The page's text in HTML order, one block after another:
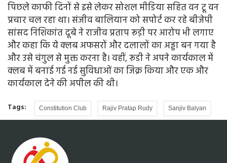
पिछले काफी दिनों से इसे लेकर सोशल मीडिया सहित वन टू वन
प्रचार चल रहा था। संजीव बालियान को सपोर्ट कर रहे बीजेपी
सांसद निशिकांत दूबे ने राजीव प्रताप रूड़ी पर आरोप भी लगाए
और कहा कि ये क्लब अफसरों और दलालों का अड्डा बन गया है
और उसे चंगुल से मुक्त करना है। वहीं, रूडी ने अपने कार्यकाल में
क्लब में बनाई गई नई सुविधाओं का जिक्र किया और एक और
कार्यकाल देने की अपील की थी।
Tags: Constitution Club Rajiv Pratap Rudy Sanjiv Balyan